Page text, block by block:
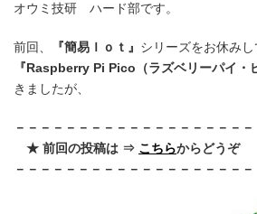
オウミ技研 ハード部です。
前回、 『簡易Ｉｏｔ』 シリーズをお休み
『Raspberry Pi Pico（ラズベリーパイ・
きましたが、
－－－－－－－－－－－－－－－－－－－
★ 前回の投稿は ⇒ こちらからどうぞ
－－－－－－－－－－－－－－－－－－－